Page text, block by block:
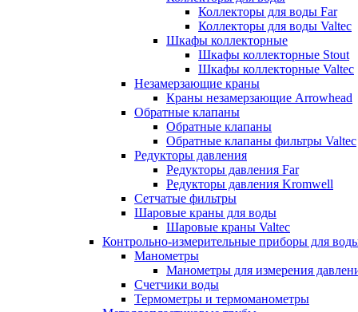
Коллекторы для воды Far
Коллекторы для воды Valtec
Шкафы коллекторные
Шкафы коллекторные Stout
Шкафы коллекторные Valtec
Незамерзающие краны
Краны незамерзающие Arrowhead
Обратные клапаны
Обратные клапаны
Обратные клапаны фильтры Valtec
Редукторы давления
Редукторы давления Far
Редукторы давления Kromwell
Сетчатые фильтры
Шаровые краны для воды
Шаровые краны Valtec
Контрольно-измерительные приборы для
Манометры
Манометры для измерения
Счетчики воды
Термометры и термоманометры